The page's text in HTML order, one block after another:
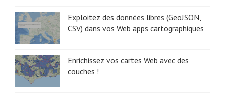
Exploitez des données libres (GeoJSON,
CSV) dans vos Web apps cartographiques
Enrichissez vos cartes Web avec des
couches !